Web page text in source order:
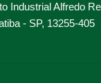
Industrial Alfredo
- SP, 13255-405